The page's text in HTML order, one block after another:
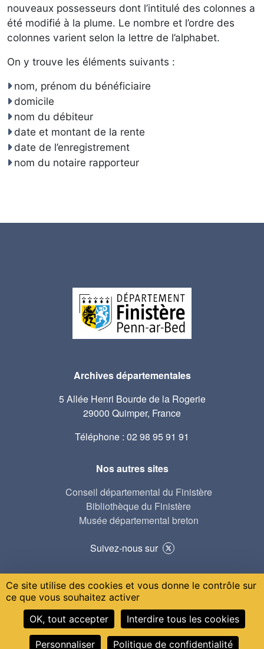
nouveaux possesseurs dont l’intitulé des colonnes a
été modifié à la plume. Le nombre et l’ordre des
colonnes varient selon la lettre de l’alphabet.
On y trouve les éléments suivants :
nom, prénom du bénéficiaire
domicile
nom du débiteur
date et montant de la rente
date de l’enregistrement
nom du notaire rapporteur
Archives départementales
5 Allée Henri Bourde de la Rogerie
29000 Quimper, France
Téléphone : 02 98 95 91 91
Nos autres sites
Conseil départemental du Finistère
Bibliothèque du Finistère
Musée départemental breton
Suivez-nous sur
© 2021-2024 AD29 réalisé par Serval
Menu Pied de pageNous contacter
Plan du site
Données personnelles
Mentions légales
Accessibilité : non conforme
Gestion des cookies
Ce site utilise des cookies et vous donne le contrôle sur
ce que vous souhaitez activer
OK, tout accepter
Interdire tous les cookies
Personnaliser Politique de confidentialité